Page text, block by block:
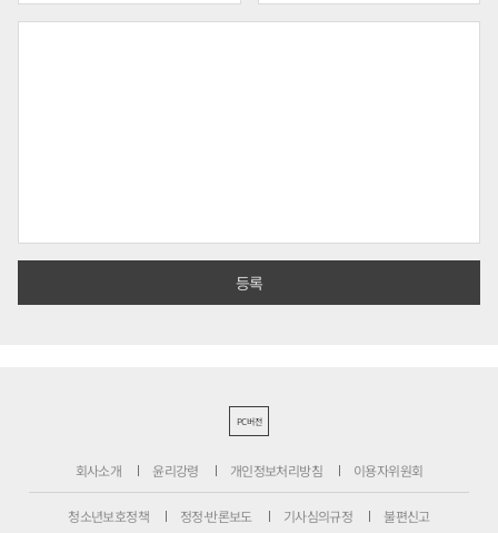
PC버전
회사소개 윤리강령 개인정보처리방침 이용자위원회
청소년보호정책 정정·반론보도 기사심의규정 불편신고